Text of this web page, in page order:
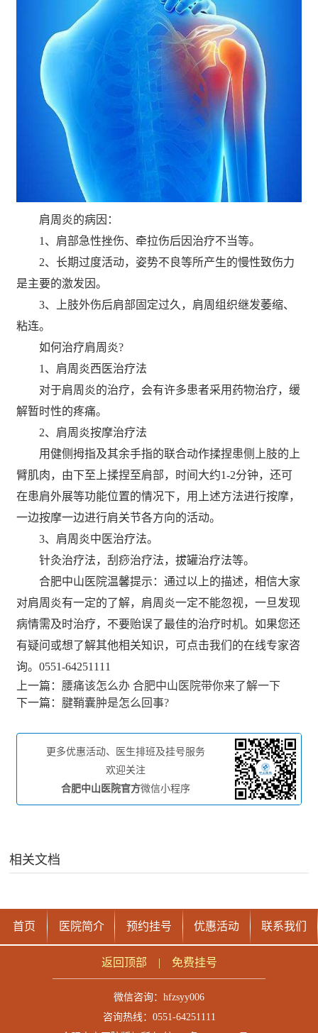
肩周炎的病因：
1、肩部急性挫伤、牵拉伤后因治疗不当等。
2、长期过度活动，姿势不良等所产生的慢性致伤力
是主要的激发因。
3、上肢外伤后肩部固定过久，肩周组织继发萎缩、
粘连。
如何治疗肩周炎?
1、肩周炎西医治疗法
对于肩周炎的治疗，会有许多患者采用药物治疗，缓
解暂时性的疼痛。
2、肩周炎按摩治疗法
用健侧拇指及其余手指的联合动作揉捏患侧上肢的上
臂肌肉，由下至上揉捏至肩部，时间大约1-2分钟，还可
在患肩外展等功能位置的情况下，用上述方法进行按摩，
一边按摩一边进行肩关节各方向的活动。
3、肩周炎中医治疗法。
针灸治疗法，刮痧治疗法，拔罐治疗法等。
合肥中山医院温馨提示：通过以上的描述，相信大家
对肩周炎有一定的了解，肩周炎一定不能忽视，一旦发现
病情需及时治疗，不要贻误了最佳的治疗时机。如果您还
有疑问或想了解其他相关知识，可点击我们的在线专家咨
询。0551-64251111
上一篇： 腰痛该怎么办 合肥中山医院带你来了解一下
下一篇： 腱鞘囊肿是怎么回事?
更多优惠活动、医生排班及挂号服务
欢迎关注
合肥中山医院官方微信小程序
相关文档
首页 医院简介 预约挂号 优惠活动 联系我们
返回顶部 | 免费挂号
微信咨询： hfzsyy006
咨询热线：0551-64251111